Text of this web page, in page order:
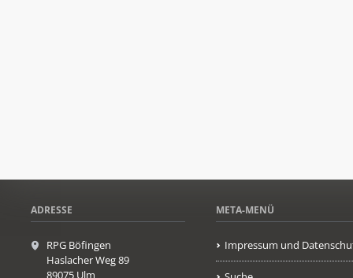
ADRESSE
RPG Böfingen
Haslacher Weg 89
89075 Ulm
META-MENÜ
Impressum und